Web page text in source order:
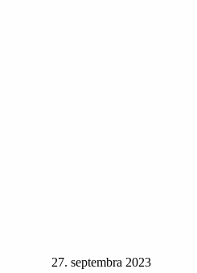
27. septembra 2023